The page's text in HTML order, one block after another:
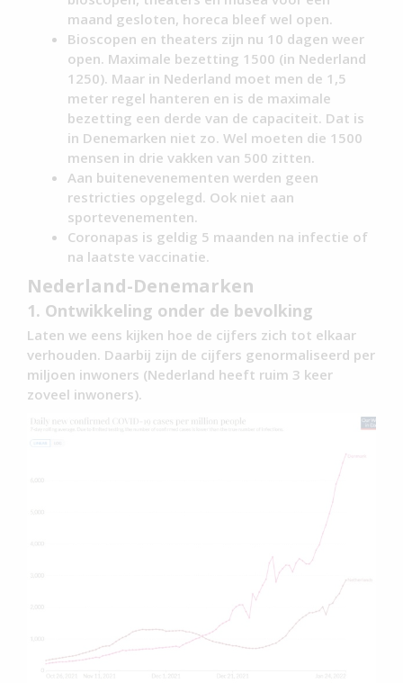
maand gesloten, horeca bleef wel open.
Bioscopen en theaters zijn nu 10 dagen weer
open. Maximale bezetting 1500 (in Nederland
1250). Maar in Nederland moet men de 1,5
meter regel hanteren en is de maximale
bezetting een derde van de capaciteit. Dat is
in Denemarken niet zo. Wel moeten die 1500
mensen in drie vakken van 500 zitten.
Aan buitenevenementen werden geen
restricties opgelegd. Ook niet aan
sportevenementen.
Coronapas is geldig 5 maanden na infectie of
na laatste vaccinatie.
Nederland-Denemarken
1. Ontwikkeling onder de bevolking
Laten we eens kijken hoe de cijfers zich tot elkaar
verhouden. Daarbij zijn de cijfers genormaliseerd per
miljoen inwoners (Nederland heeft ruim 3 keer
zoveel inwoners).